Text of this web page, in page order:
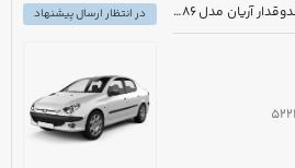
مزایده دولتی خودرو پژو 206 صندوقدار آریان مدل 1386 رنگ خاکستری
در انتظار ارسال پیشنهاد